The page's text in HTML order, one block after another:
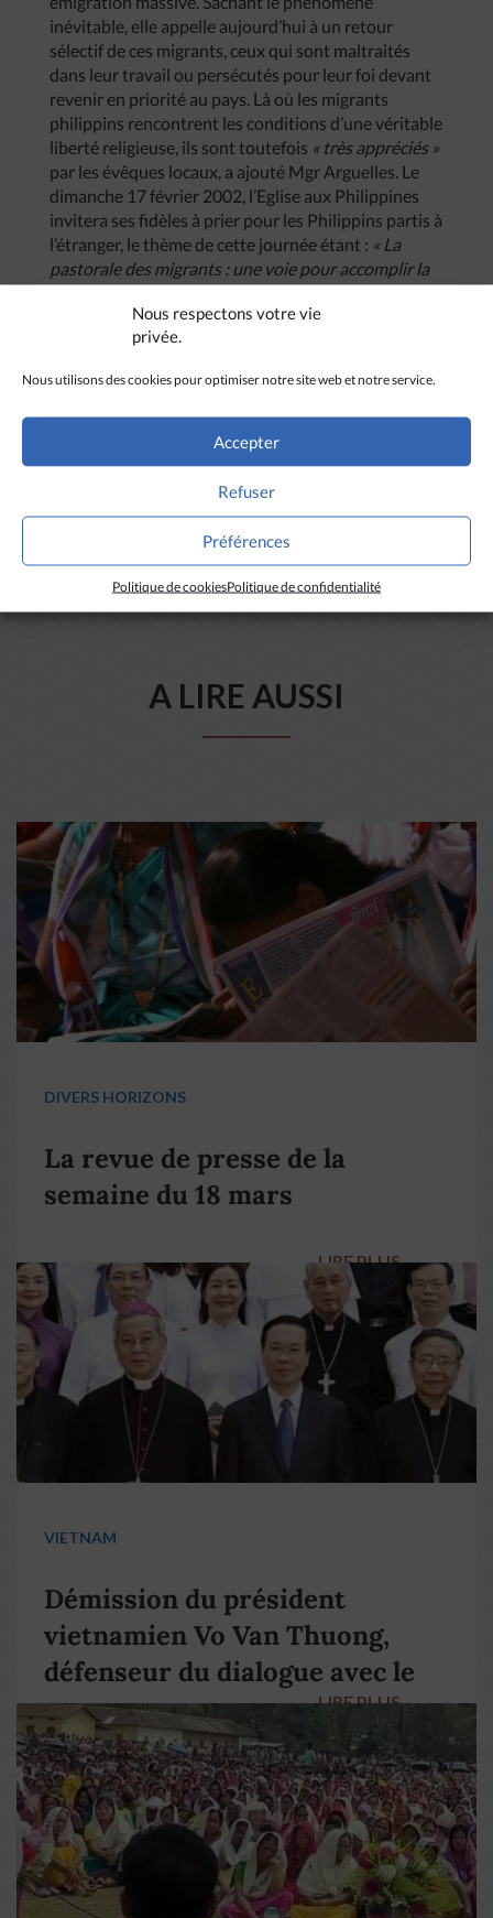
Nous respectons votre vie
privée.
Nous utilisons des cookies pour optimiser notre site web et notre service.
Accepter
Refuser
Préférences
Politique de cookiesPolitique de confidentialité
inévitable, elle appelle aujourd’hui à un retour
sélectif de ces migrants, ceux qui sont maltraités
dans leur travail ou persécutés pour leur foi devant
revenir en priorité au pays. Là où les migrants
philippins rencontrent les conditions d’une véritable
liberté religieuse, ils sont toutefois « très appréciés »
par les évêques locaux, a ajouté Mgr Arguelles. Le
dimanche 17 février 2002, l’Eglise aux Philippines
invitera ses fidèles à prier pour les Philippins partis à
l’étranger, le thème de cette journée étant : « La
pastorale des migrants : une voie pour accomplir la
mission de l’Eglise aujourd’hui ».
A LIRE AUSSI
DIVERS HORIZONS
La revue de presse de la
semaine du 18 mars
LIRE PLUS →
VIETNAM
Démission du président
vietnamien Vo Van Thuong,
défenseur du dialogue avec le
pape François
LIRE PLUS →